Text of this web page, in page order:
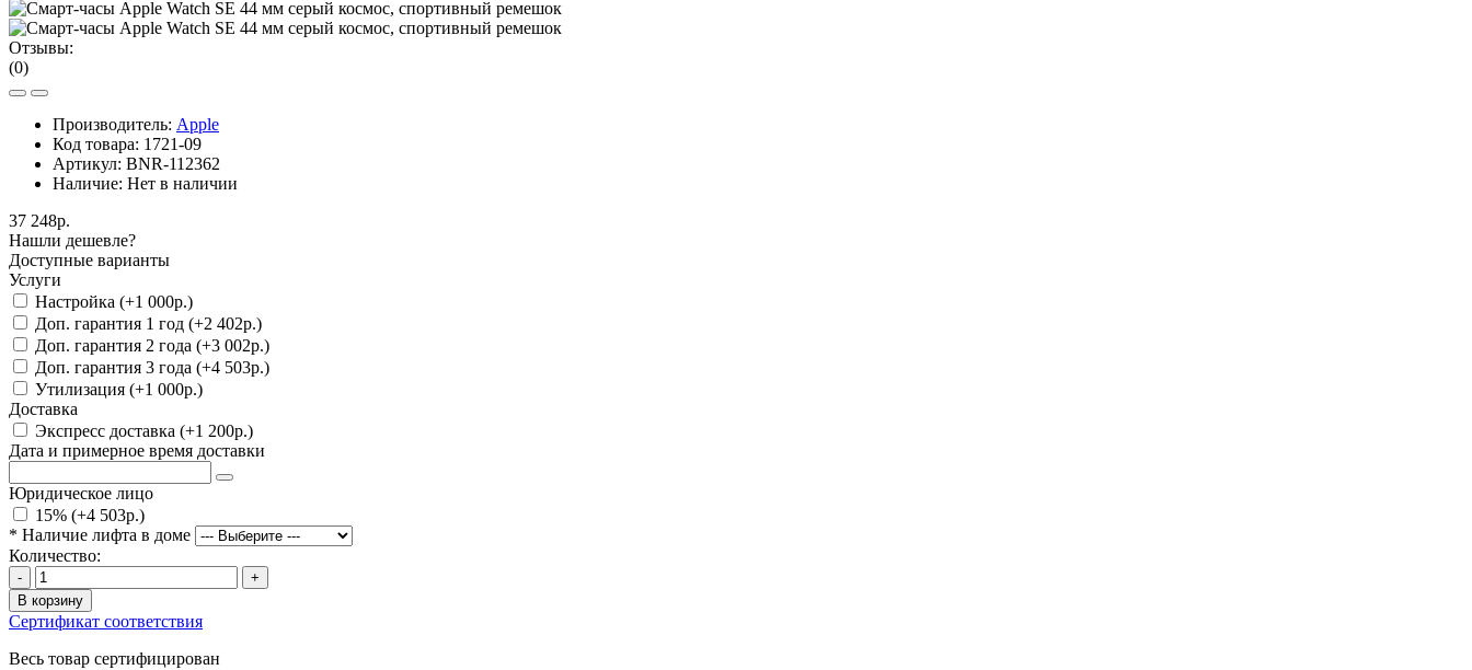
Отзывы:
(0)
Производитель: Apple
Код товара: 1721-09
Артикул: BNR-112362
Наличие: Нет в наличии
37 248р.
Нашли дешевле?
Доступные варианты
Услуги
Настройка (+1 000р.)
Доп. гарантия 1 год (+2 402р.)
Доп. гарантия 2 года (+3 002р.)
Доп. гарантия 3 года (+4 503р.)
Утилизация (+1 000р.)
Доставка
Экспресс доставка (+1 200р.)
Дата и примерное время доставки
Юридическое лицо
15% (+4 503р.)
* Наличие лифта в доме
Количество:
-
+
В корзину
Сертификат соответствия
Весь товар сертифицирован